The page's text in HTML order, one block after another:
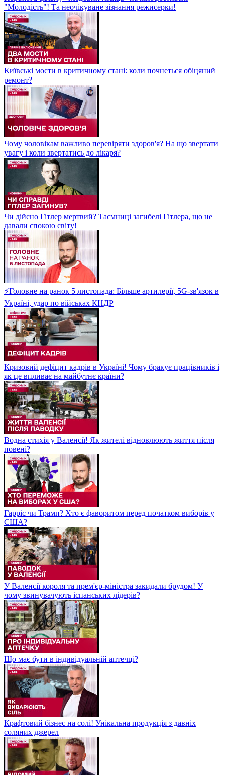
"Молодість"! Та неочікуване зізнання режисерки!
Київські мости в критичному стані: коли почнеться обіцяний
ремонт?
Чому чоловікам важливо перевіряти здоров'я? На що звертати
увагу і коли звертатись до лікаря?
Чи дійсно Гітлер мертвий? Таємниці загибелі Гітлера, що не
давали спокою світу!
⚡Головне на ранок 5 листопада: Більше артилерії, 5G-зв'язок в
Україні, удар по військах КНДР
Кризовий дефіцит кадрів в Україні! Чому бракує працівників і
як це впливає на майбутнє країни?
Водна стихія у Валенсії! Як жителі відновлюють життя після
повені?
Гарріс чи Трамп? Хто є фаворитом перед початком виборів у
США?
У Валенсії короля та прем'єр-міністра закидали брудом! У
чому звинувачують іспанських лідерів?
Що має бути в індивідуальній аптечці?
Крафтовий бізнес на солі! Унікальна продукція з давніх
соляних джерел